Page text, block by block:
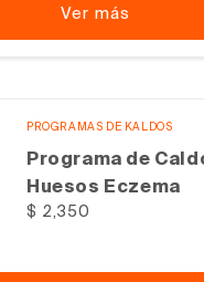
Ver más
PROGRAMAS DE KALDOS
Programa de
Huesos Eczema
Precio
$ 2,350